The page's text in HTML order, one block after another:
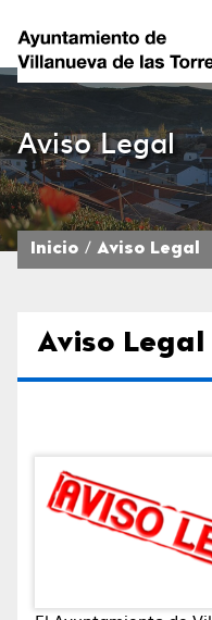
Aviso Legal
Inicio Aviso Legal
Aviso Legal